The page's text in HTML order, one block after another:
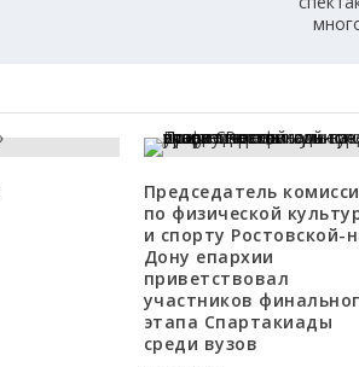
Председатель
по физической
и спорту Ростовской-
Дону епархии
приветствовал
участников
этапа Спартакиады
среди вузов